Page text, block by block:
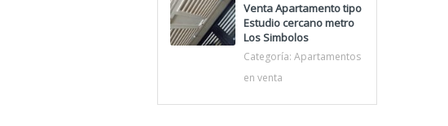
Venta Apartamento tipo
Estudio cercano metro
Los Simbolos
Categoría: Apartamentos
en venta